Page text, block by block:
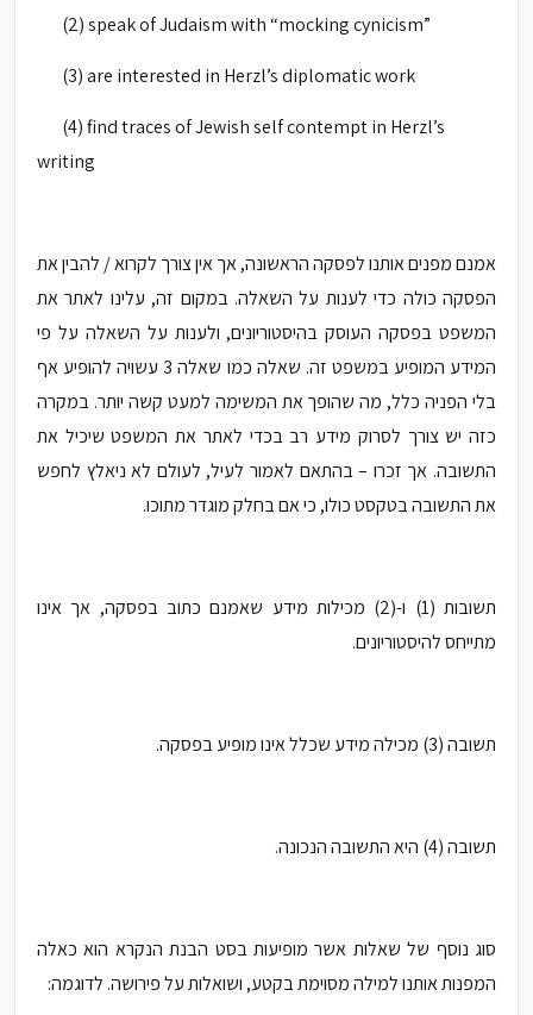
(2) speak of Judaism with “mocking cynicism”
(3) are interested in Herzl’s diplomatic work
(4) find traces of Jewish self contempt in Herzl’s
writing
אמנם מפנים אותנו לפסקה הראשונה, אך אין צורך לקרוא / להבין את
הפסקה כולה כדי לענות על השאלה. במקום זה, עלינו לאתר את
המשפט בפסקה העוסק בהיסטוריונים, ולענות על השאלה על פי
המידע המופיע במשפט זה. שאלה כמו שאלה 3 עשויה להופיע אף
בלי הפניה כלל, מה שהופך את המשימה למעט קשה יותר. במקרה
כזה יש צורך לסרוק מידע רב בכדי לאתר את המשפט שיכיל את
התשובה. אך זכרו – בהתאם לאמור לעיל, לעולם לא ניאלץ לחפש
את התשובה בטקסט כולו, כי אם בחלק מוגדר מתוכו.
תשובות (1) ו-(2) מכילות מידע שאמנם כתוב בפסקה, אך אינו
מתייחס להיסטוריונים.
תשובה (3) מכילה מידע שכלל אינו מופיע בפסקה.
תשובה (4) היא התשובה הנכונה.
סוג נוסף של שאלות אשר מופיעות בסט הבנת הנקרא הוא כאלה
המפנות אותנו למילה מסוימת בקטע, ושואלות על פירושה. לדוגמה: